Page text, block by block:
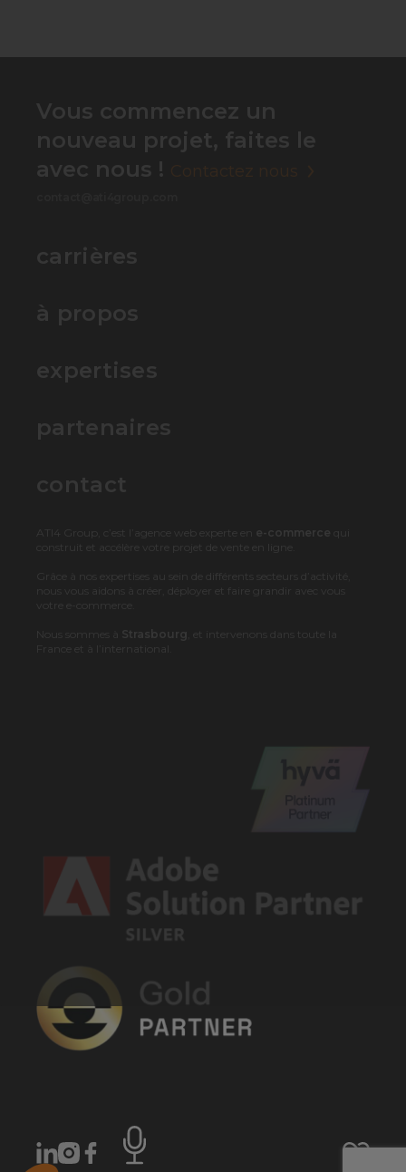
Vous commencez un
nouveau projet, faites le
avec nous !
carrières
à propos
expertises
partenaires
contact
ATI4 Group, c’est l’agence web experte en e-commerce qui
construit et accélère votre projet de vente en ligne.
Grâce à nos expertises au sein de différents secteurs d’activité,
nous vous aidons à créer, déployer et faire grandir avec vous
votre e-commerce.
Nous sommes à Strasbourg , et intervenons dans toute la
France et à l’international.
LinkedIn
Instagram
Facebook